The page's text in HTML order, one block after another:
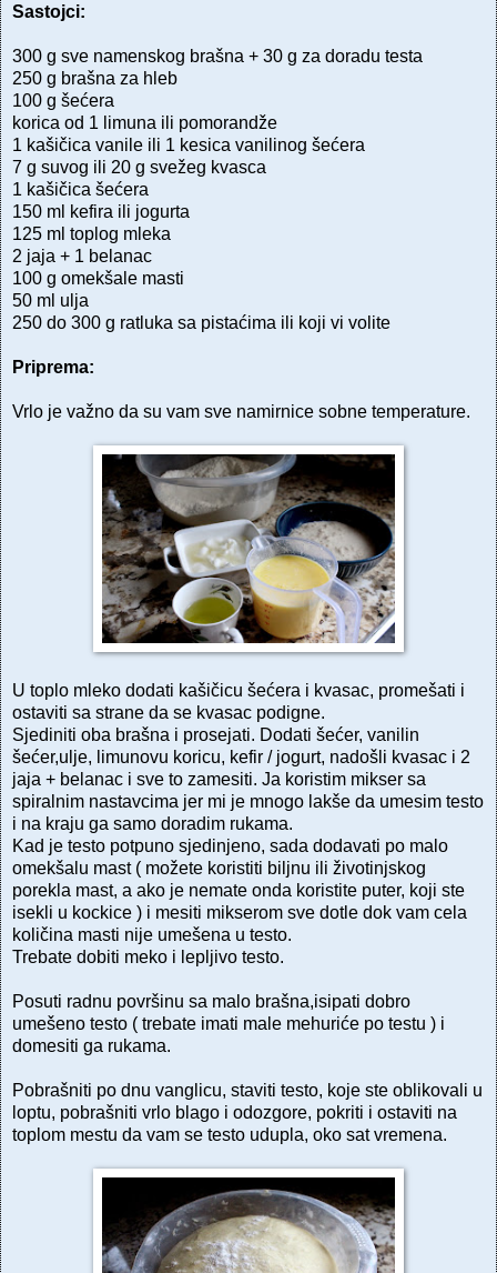
Sastojci:
300 g sve namenskog brašna + 30 g za doradu testa
250 g brašna za hleb
100 g šećera
korica od 1 limuna ili pomorandže
1 kašičica vanile ili 1 kesica vanilinog šećera
7 g suvog ili 20 g svežeg kvasca
1 kašičica šećera
150 ml kefira ili jogurta
125 ml toplog mleka
2 jaja + 1 belanac
100 g omekšale masti
50 ml ulja
250 do 300 g ratluka sa pistaćima ili koji vi volite
Priprema:
Vrlo je važno da su vam sve namirnice sobne temperature.
U toplo mleko dodati kašičicu šećera i kvasac, promešati i
ostaviti sa strane da se kvasac podigne.
Sjediniti oba brašna i prosejati. Dodati šećer, vanilin
šećer,ulje, limunovu koricu, kefir / jogurt, nadošli kvasac i 2
jaja + belanac i sve to zamesiti. Ja koristim mikser sa
spiralnim nastavcima jer mi je mnogo lakše da umesim testo
i na kraju ga samo doradim rukama.
Kad je testo potpuno sjedinjeno, sada dodavati po malo
omekšalu mast ( možete koristiti biljnu ili životinjskog
porekla mast, a ako je nemate onda koristite puter, koji ste
isekli u kockice ) i mesiti mikserom sve dotle dok vam cela
količina masti nije umešena u testo.
Trebate dobiti meko i lepljivo testo.
Posuti radnu površinu sa malo brašna,isipati dobro
umešeno testo ( trebate imati male mehuriće po testu ) i
domesiti ga rukama.
Pobrašniti po dnu vanglicu, staviti testo, koje ste oblikovali u
loptu, pobrašniti vrlo blago i odozgore, pokriti i ostaviti na
toplom mestu da vam se testo udupla, oko sat vremena.